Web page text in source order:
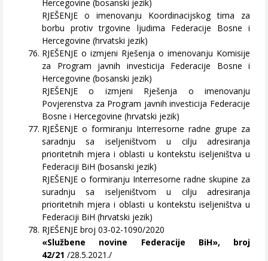
Hercegovine (bosanski jezik)
RJEŠENJE o imenovanju Koordinacijskog tima za
borbu protiv trgovine ljudima Federacije Bosne i
Hercegovine (hrvatski jezik)
RJEŠENJE o izmjeni Rješenja o imenovanju Komisije
za Program javnih investicija Federacije Bosne i
Hercegovine (bosanski jezik)
RJEŠENJE o izmjeni Rješenja o imenovanju
Povjerenstva za Program javnih investicija Federacije
Bosne i Hercegovine (hrvatski jezik)
RJEŠENJE o formiranju Interresorne radne grupe za
saradnju sa iseljeništvom u cilju adresiranja
prioritetnih mjera i oblasti u kontekstu iseljeništva u
Federaciji BiH (bosanski jezik)
RJEŠENJE o formiranju Interresorne radne skupine za
suradnju sa iseljeništvom u cilju adresiranja
prioritetnih mjera i oblasti u kontekstu iseljeništva u
Federaciji BiH (hrvatski jezik)
RJEŠENJE broj 03-02-1090/2020
«Službene novine Federacije BiH», broj
42/21 /28.5.2021./